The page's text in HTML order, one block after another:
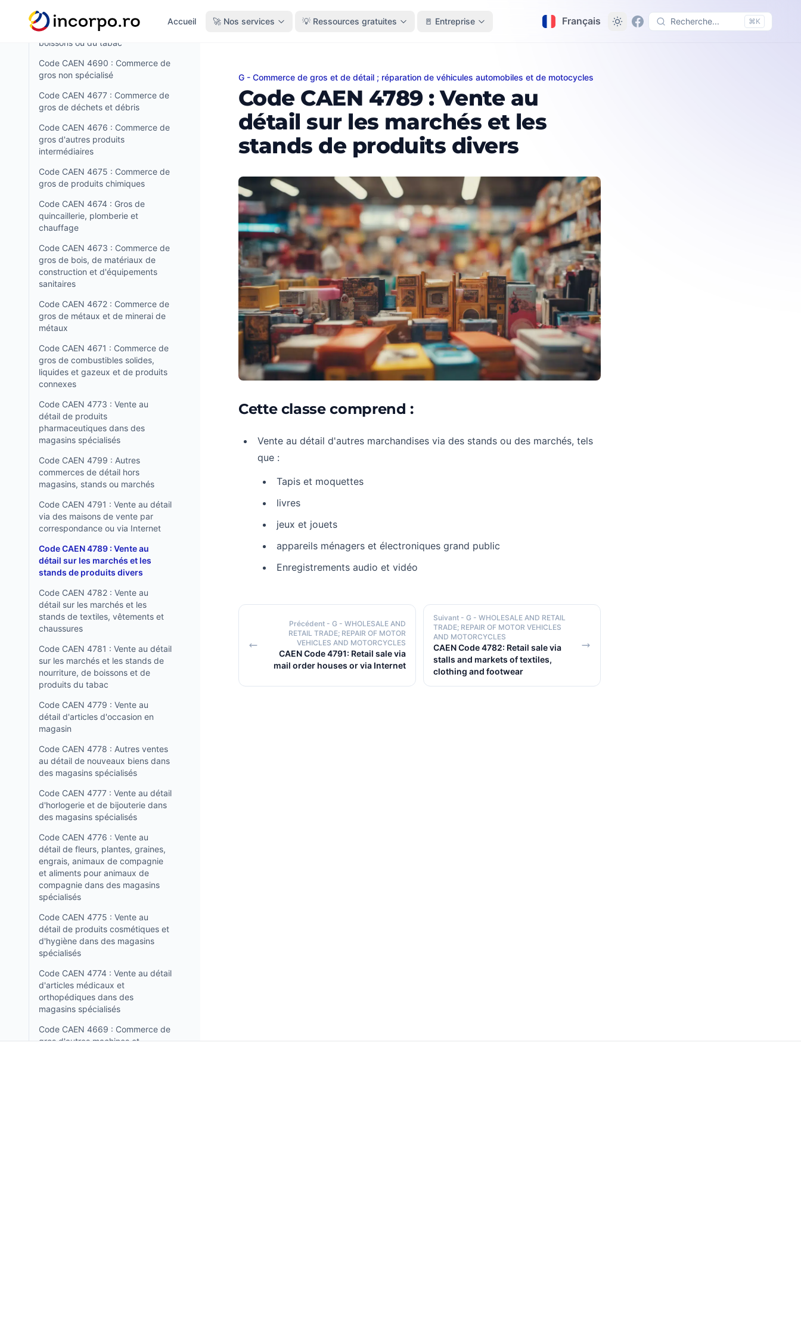
principal
Accueil 🚀 Nos services 💡 Ressources gratuites 🚪 Entreprise Français Recherche... ⌘K
spécialisés, avec prédominance
des produits alimentaires, des
boissons ou du tabac
Code CAEN 4690 : Commerce de
gros non spécialisé
Code CAEN 4677 : Commerce de
gros de déchets et débris
Code CAEN 4676 : Commerce de
gros d'autres produits
intermédiaires
Code CAEN 4675 : Commerce de
gros de produits chimiques
Code CAEN 4674 : Gros de
quincaillerie, plomberie et
chauffage
Code CAEN 4673 : Commerce de
gros de bois, de matériaux de
construction et d'équipements
sanitaires
Code CAEN 4672 : Commerce de
gros de métaux et de minerai de
métaux
Code CAEN 4671 : Commerce de
gros de combustibles solides,
liquides et gazeux et de produits
connexes
Code CAEN 4773 : Vente au
détail de produits
pharmaceutiques dans des
magasins spécialisés
Code CAEN 4799 : Autres
commerces de détail hors
magasins, stands ou marchés
Code CAEN 4791 : Vente au détail
via des maisons de vente par
correspondance ou via Internet
Code CAEN 4789 : Vente au
détail sur les marchés et les
stands de produits divers
Code CAEN 4782 : Vente au
détail sur les marchés et les
stands de textiles, vêtements et
chaussures
Code CAEN 4781 : Vente au détail
sur les marchés et les stands de
nourriture, de boissons et de
produits du tabac
Code CAEN 4779 : Vente au
détail d'articles d'occasion en
magasin
Code CAEN 4778 : Autres ventes
au détail de nouveaux biens dans
des magasins spécialisés
Code CAEN 4777 : Vente au détail
d'horlogerie et de bijouterie dans
des magasins spécialisés
Code CAEN 4776 : Vente au
détail de fleurs, plantes, graines,
engrais, animaux de compagnie
et aliments pour animaux de
compagnie dans des magasins
spécialisés
Code CAEN 4775 : Vente au
détail de produits cosmétiques et
d'hygiène dans des magasins
spécialisés
Code CAEN 4774 : Vente au détail
d'articles médicaux et
orthopédiques dans des
magasins spécialisés
Code CAEN 4669 : Commerce de
gros d'autres machines et
Code CAEN 4789 : Vente au détail sur les marchés et les stands de produits divers
G - Commerce de gros et de détail ; réparation de véhicules automobiles et de motocycles
Code CAEN 4789 : Vente au
détail sur les marchés et les
stands de produits divers
Cette classe comprend :
Vente au détail d'autres marchandises via des stands ou des marchés, tels
que :
Tapis et moquettes
livres
jeux et jouets
appareils ménagers et électroniques grand public
Enregistrements audio et vidéo
Précédent - G - WHOLESALE AND
RETAIL TRADE; REPAIR OF MOTOR
VEHICLES AND MOTORCYCLES
CAEN Code 4791: Retail sale via
mail order houses or via Internet
Suivant - G - WHOLESALE AND RETAIL
TRADE; REPAIR OF MOTOR VEHICLES
AND MOTORCYCLES
CAEN Code 4782: Retail sale via
stalls and markets of textiles,
clothing and footwear